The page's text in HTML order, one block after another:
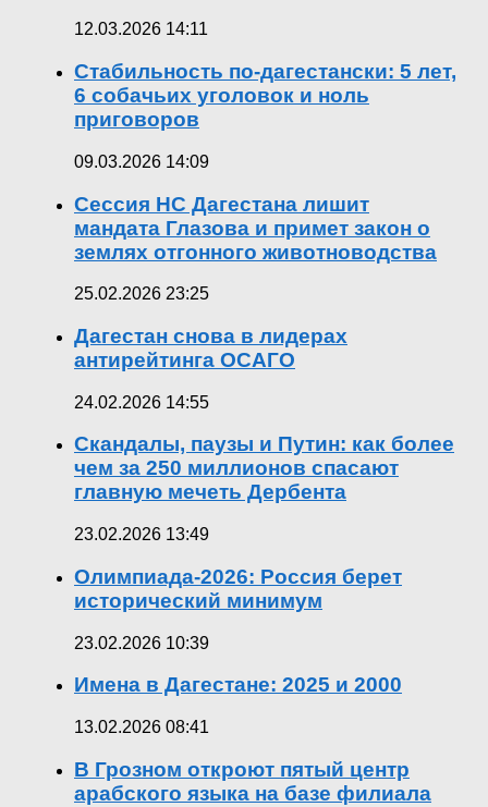
12.03.2026 14:11
Стабильность по-дагестански: 5 лет,
6 собачьих уголовок и ноль
приговоров
09.03.2026 14:09
Сессия НС Дагестана лишит
мандата Глазова и примет закон о
землях отгонного животноводства
25.02.2026 23:25
Дагестан снова в лидерах
антирейтинга ОСАГО
24.02.2026 14:55
Скандалы, паузы и Путин: как более
чем за 250 миллионов спасают
главную мечеть Дербента
23.02.2026 13:49
Олимпиада-2026: Россия берет
исторический минимум
23.02.2026 10:39
Имена в Дагестане: 2025 и 2000
13.02.2026 08:41
В Грозном откроют пятый центр
арабского языка на базе филиала